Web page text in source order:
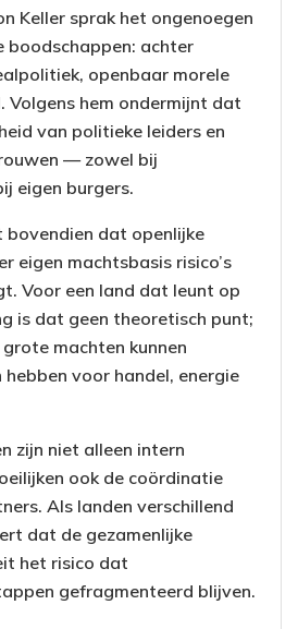
Keller sprak het ongenoegen
boodschappen: achter
openbaar morele
Volgens hem ondermijnt dat
van politieke leiders en
— zowel bij
eigen burgers.
bovendien dat openlijke
eigen machtsbasis risico’s
Voor een land dat leunt op
is dat geen theoretisch punt;
machten kunnen
voor handel, energie
zijn niet alleen intern
ook de coördinatie
Als landen verschillend
dat de gezamenlijke
het risico dat
gefragmenteerd blijven.